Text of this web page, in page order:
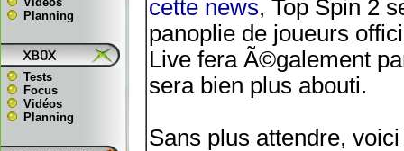
Planning
Tests
Focus
Vidéos
Planning
cette news, Top Spin 2
panoplie de joueurs
Live fera Ã©galement
sera bien plus abouti.
Sans plus attendre,